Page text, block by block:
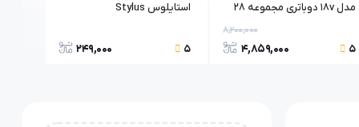
مدل 18v دوباتری مجموعه 28
5
8,200,000
4,859,000
استایلوس Stylus
5
249,000